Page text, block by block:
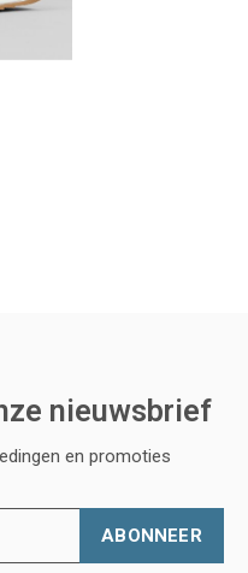
nieuwsbrief
en promoties
ABONNEER